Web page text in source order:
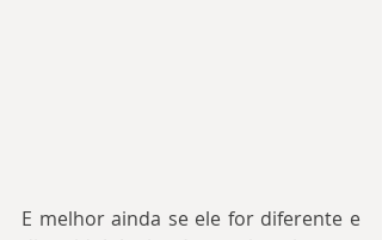
E melhor ainda se ele for diferente e